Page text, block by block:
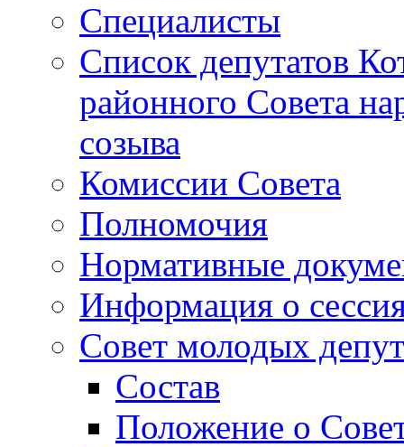
Специалисты
Список депутатов
районного Совета
созыва
Комиссии Совета
Полномочия
Нормативные
Информация о
Совет молодых
Состав
Положение о